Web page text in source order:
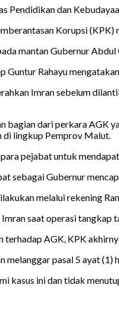
Pendidikan dan
Korupsi
mantan Gubernur
Guntur Rahayu
Imran sebelum
bagian dari perkara AGK
di lingkup Pemprov Malut.
pejabat untuk
sebagai Gubernur
melalui rekening
saat operasi
terhadap AGK, KPK
melanggar pasal 5 ayat
kasus ini dan tidak